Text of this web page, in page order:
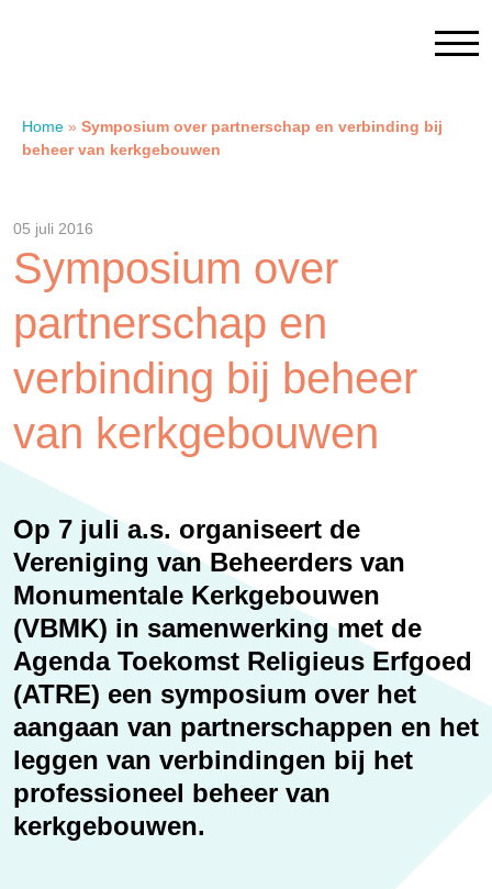
Contact
SAM Limburg
Actueel
Overheid
Erfgoed
Home » Symposium over partnerschap en verbinding bij
beheer van kerkgebouwen
05 juli 2016
Symposium over
partnerschap en
verbinding bij beheer
van kerkgebouwen
Op 7 juli a.s. organiseert de
Vereniging van Beheerders van
Monumentale Kerkgebouwen
(VBMK) in samenwerking met de
Agenda Toekomst Religieus Erfgoed
(ATRE) een symposium over het
aangaan van partnerschappen en het
leggen van verbindingen bij het
professioneel beheer van
kerkgebouwen.